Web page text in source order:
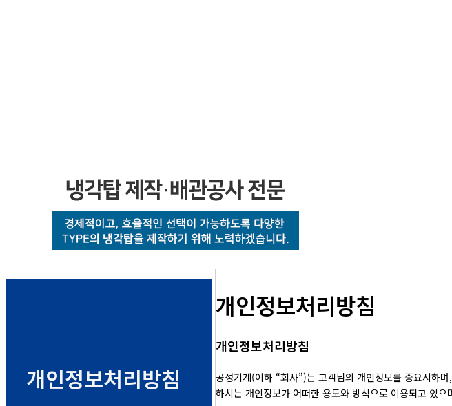
개인정보처리방침
개인정보처리방침
개인정보처리방침
공성기계(이하 “회사”)는 고객님의 개인정보를 중요시하
하시는 개인정보가 어떠한 용도와 방식으로 이용되고 있